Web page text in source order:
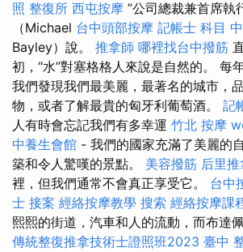
照 整復所 西屯按摩 ”公司總裁兼首席執
（Michael 台中頭部按摩 記帳士 科目
Bayley）說。 推拿師 哪裡找台中撥筋
初，“水”對塞格格人來說是自然的。 每
我們發現我們最美麗，最著名的城市，
物，或者了解最貴的匈牙利葡萄酒。 記
人有時會忘記我們有多幸運 竹北 按摩
中養生會館 - 我們的國家充滿了美麗的
築和令人驚嘆的景點。 美容撥筋 后里推
裡，但我們通常不會真正享受它。 台中
士 接案 經絡按摩教學 搜索 經絡按摩課
熙熙的街道，汽車和人的流動，而布達
傳統整復推拿技術士證照班2023 臺中